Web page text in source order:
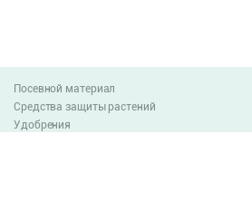
Посевной материал
Средства защиты растений
Удобрения